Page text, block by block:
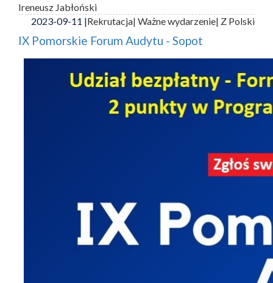
Ireneusz Jabłoński
2023-09-11 |Rekrutacja| Ważne wydarzenie| Z Polski
IX Pomorskie Forum Audytu - Sopot